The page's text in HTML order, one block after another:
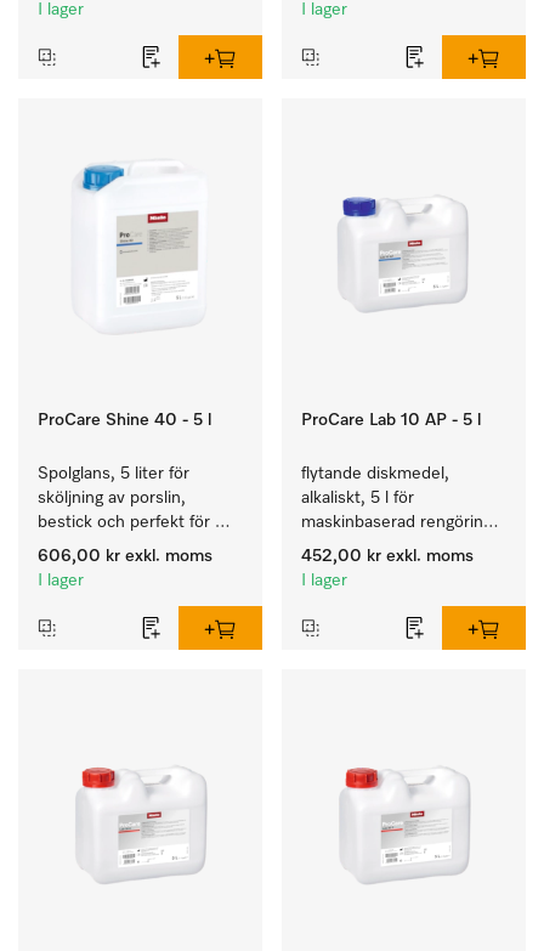
I lager
I lager
ProCare Shine 40 - 5 l
Spolglans, 5 liter för
sköljning av porslin,
bestick och perfekt för
glas.
606,00 kr exkl. moms
I lager
ProCare Lab 10 AP - 5 l
flytande diskmedel,
alkaliskt, 5 l för
maskinbaserad rengöring
av laboratorieglas och -
intrument.
452,00 kr exkl. moms
I lager